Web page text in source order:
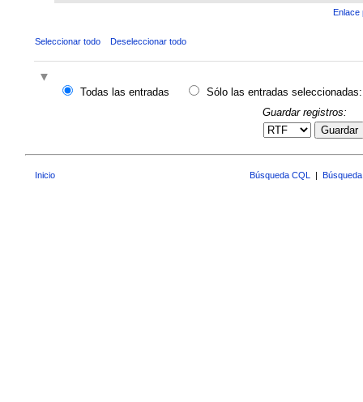
Enlace
Seleccionar todo Deseleccionar todo
Todas las entradas
Sólo las entradas seleccionadas:
Guardar registros:
Guardar
Inicio Búsqueda CQL